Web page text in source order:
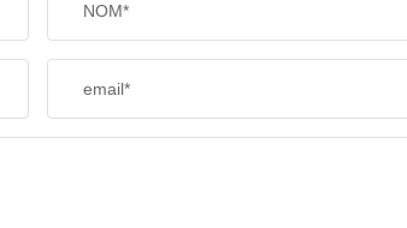
NOM*
email*